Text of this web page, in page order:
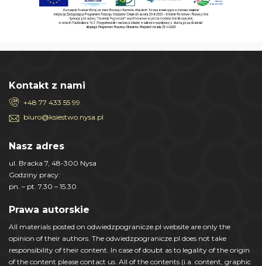
Kontakt z nami
+48 77 433 55 99
biuro@ksiestwo.nysa.pl
Nasz adres
ul. Bracka 7, 48-300 Nysa
Godziny pracy:
pn. – pt. 7.30 – 15.30
Prawa autorskie
All materials posted on odwiedzpogranicze.pl website are only the
opinion of their authors. The odwiedzpogranicze.pl does not take
responsibility of their content. In case of doubt as to legality of the origin
of the content please contact us. All of the contents (i.a. content, graphic